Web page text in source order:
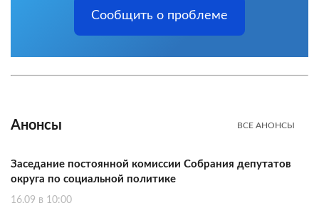
Сообщить о проблеме
Анонсы ВСЕ АНОНСЫ
Заседание постоянной комиссии Собрания депутатов
округа по социальной политике
16.09 в 10:00